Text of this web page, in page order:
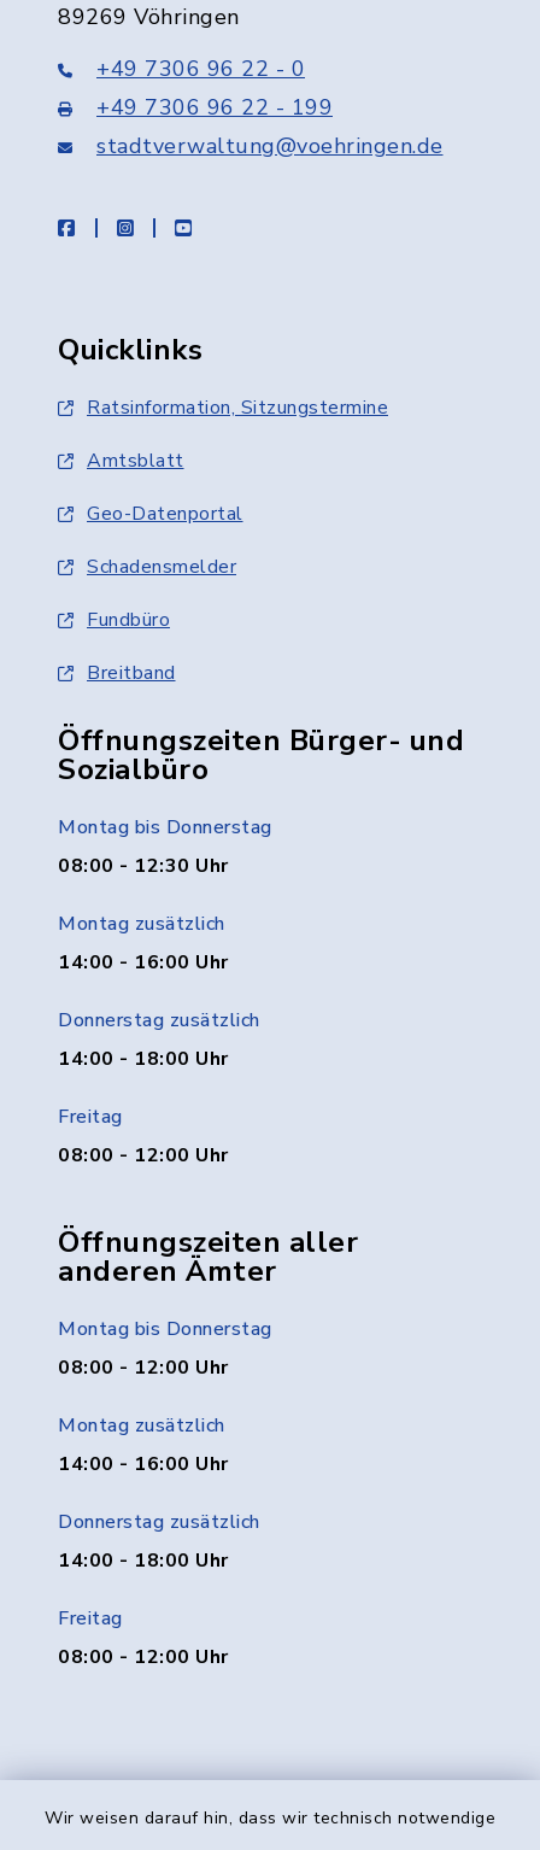
Wir weisen darauf hin, dass wir technisch notwendige
89269 Vöhringen
+49 7306 96 22 - 0
+49 7306 96 22 - 199
stadtverwaltung@voehringen.de
facebookinstagramyoutube
Quicklinks
Ratsinformation, Sitzungstermine
Amtsblatt
Geo-Datenportal
Schadensmelder
Fundbüro
Breitband
Öffnungszeiten Bürger- und
Sozialbüro
Montag bis Donnerstag
08:00 - 12:30 Uhr
Montag zusätzlich
14:00 - 16:00 Uhr
Donnerstag zusätzlich
14:00 - 18:00 Uhr
Freitag
08:00 - 12:00 Uhr
Öffnungszeiten aller
anderen Ämter
Montag bis Donnerstag
08:00 - 12:00 Uhr
Montag zusätzlich
14:00 - 16:00 Uhr
Donnerstag zusätzlich
14:00 - 18:00 Uhr
Freitag
08:00 - 12:00 Uhr